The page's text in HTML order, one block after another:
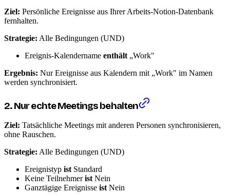
Ziel: Persönliche Ereignisse aus Ihrer Arbeits-Notion-Datenbank
fernhalten.
Strategie: Alle Bedingungen (UND)
Ereignis-Kalendername enthält „Work"
Ergebnis: Nur Ereignisse aus Kalendern mit „Work" im Namen
werden synchronisiert.
2. Nur echte Meetings behalten
Ziel: Tatsächliche Meetings mit anderen Personen synchronisieren,
ohne Rauschen.
Strategie: Alle Bedingungen (UND)
Ereignistyp ist Standard
Keine Teilnehmerist Nein
Ganztägige Ereignisse ist Nein